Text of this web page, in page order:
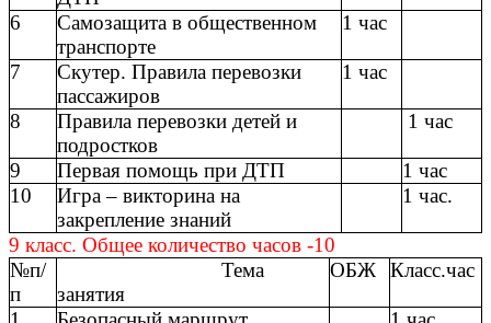
6
Самозащита в общественном
транспорте
1 час
7
Скутер. Правила перевозки
пассажиров
1 час
8
Правила перевозки детей и
подростков
1 час
9 Первая помощь при ДТП
1 час
10
Игра – викторина на
закрепление знаний
1 час.
9 класс. Общее количество часов -10
№п/
п
Тема
занятия
ОБЖ Класс.час